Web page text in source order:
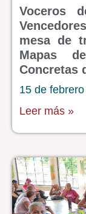
Voceros
mesa de
Mapas
Concretas
15 de
Leer más »